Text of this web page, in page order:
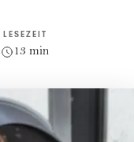
LESEZEIT
13 min